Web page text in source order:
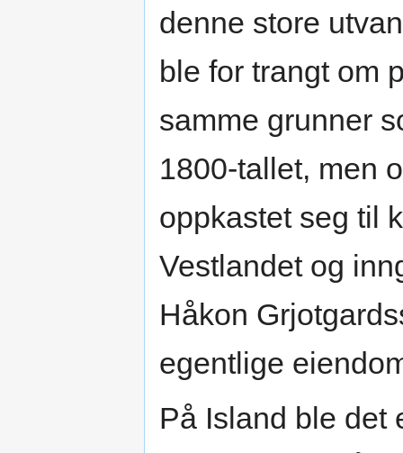
denne store
ble for trangt om
samme grunner
1800-tallet, men
oppkastet seg til
Vestlandet og
Håkon
egentlige
På Island ble det